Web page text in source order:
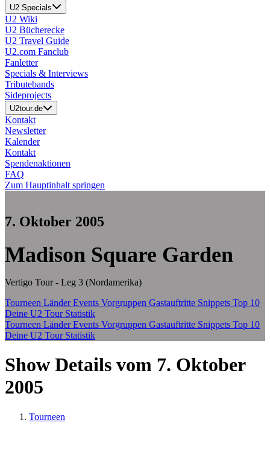
U2 Specials
U2 Wiki
U2 Bücherecke
U2 Travel Guide
U2.com Fanclub
Fanletter
Specials & Interviews
Tributebands
Sideprojects
U2tour.de
Kontakt
Newsletter
Kalender
Kontakt
Spendenaktionen
FAQ
Zum Hauptinhalt springen
7. Oktober 2005
Madison Square Garden
Vertigo Tour - Leg 3 (Nordamerika)
Tourneen LänderEvents Vorgruppen Gastauftritte Snippets Top 10
Deine U2 Tour Statistik
Tourneen LänderEvents Vorgruppen Gastauftritte Snippets Top 10
Deine U2 Tour Statistik
Show Details vom 7. Oktober
2005
Tourneen